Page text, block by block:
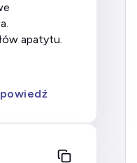
apatytu.